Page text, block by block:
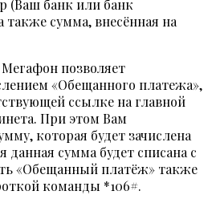
(Ваш банк или банк
сумма, внесённая на
позволяет
«Обещанного платежа»,
ссылке на главной
При этом Вам
которая будет зачислена
данная сумма будет списана с
«Обещанный платёж» также
команды *106#.